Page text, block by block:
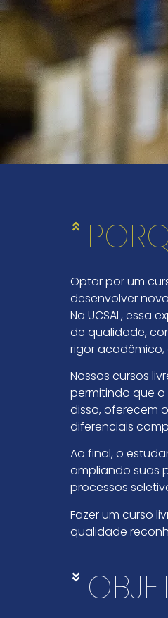
Optar por um
desenvolver
Na UCSAL,
de qualidade,
rigor
Nossos cursos
permitindo que
disso, oferecem
diferenciais
Ao final, o
ampliando suas
processos
Fazer um curso
qualidade